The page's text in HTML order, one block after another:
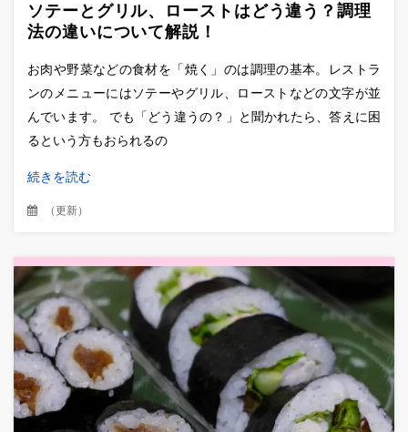
ソテーとグリル、ローストはどう違う？調理
法の違いについて解説！
お肉や野菜などの食材を「焼く」のは調理の基本。レストラ
ンのメニューにはソテーやグリル、ローストなどの文字が並
んでいます。 でも「どう違うの？」と聞かれたら、答えに困
るという方もおられるの
続きを読む
（更新）